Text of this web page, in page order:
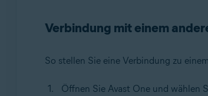
Verbindung mit einem
So stellen Sie eine Verbindung zu
Öffnen Sie Avast One und wählen